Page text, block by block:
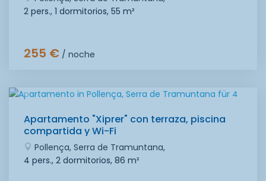
2 pers., 1 dormitorios, 55 m²
255 € / noche
Apartamento "Xiprer" con terraza, piscina
compartida y Wi-Fi
Pollença, Serra de Tramuntana,
4 pers., 2 dormitorios, 86 m²